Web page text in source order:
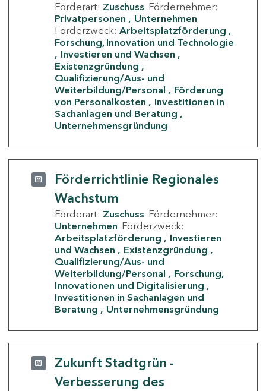
Förderart: Zuschuss Fördernehmer:
Privatpersonen
Unternehmen
Förderzweck: Arbeitsplatzförderung
Forschung, Innovation und Technologie
Investieren und Wachsen
Existenzgründung
Qualifizierung/Aus- und
Weiterbildung/Personal
Förderung
von Personalkosten
Investitionen in
Sachanlagen und Beratung
Unternehmensgründung
Förderrichtlinie Regionales
Wachstum
Förderart: Zuschuss Fördernehmer:
Unternehmen Förderzweck:
Arbeitsplatzförderung
Investieren
und Wachsen
Existenzgründung
Qualifizierung/Aus- und
Weiterbildung/Personal
Forschung,
Innovationen und Digitalisierung
Investitionen in Sachanlagen und
Beratung
Unternehmensgründung
Zukunft Stadtgrün -
Verbesserung des